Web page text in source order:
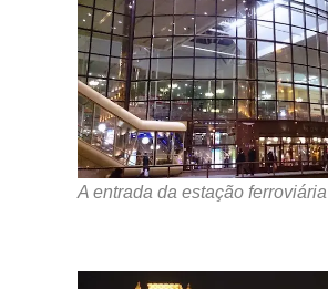
A entrada da estação ferroviária